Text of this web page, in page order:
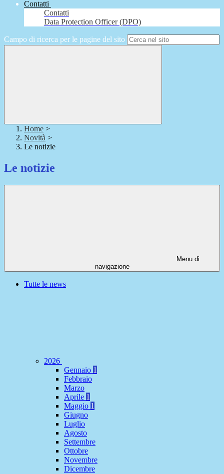
Contatti
Contatti
Data Protection Officer (DPO)
Campo di ricerca per le pagine del sito
Home >
Novità >
Le notizie
Le notizie
Menu di
navigazione
Tutte le news
2026
Gennaio 1
Febbraio
Marzo
Aprile 1
Maggio 1
Giugno
Luglio
Agosto
Settembre
Ottobre
Novembre
Dicembre